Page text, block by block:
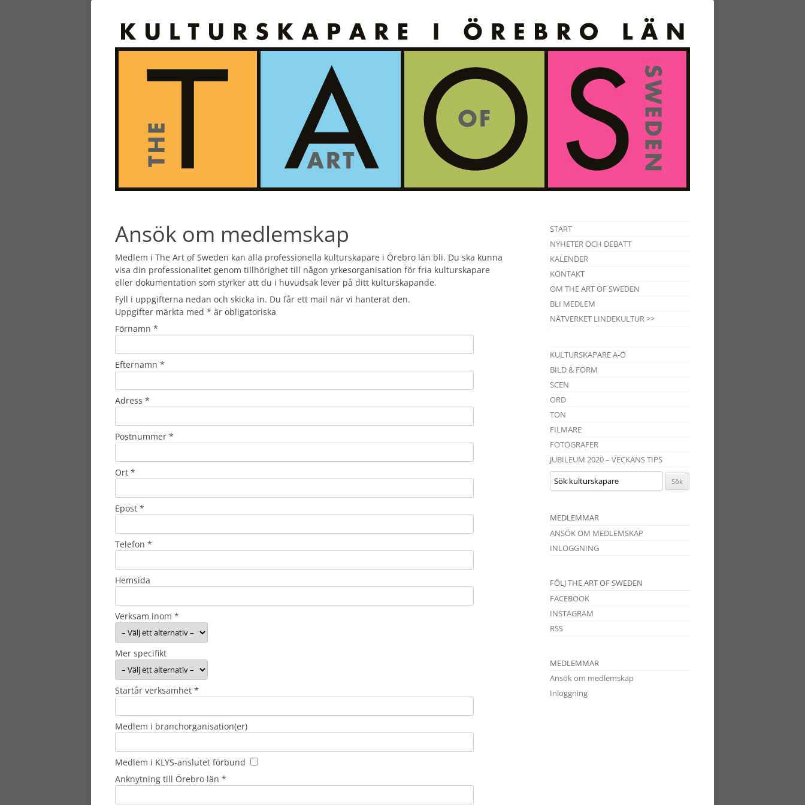
Ansök om medlemskap
Medlem i The Art of Sweden kan alla professionella kulturskapare i Örebro län bli. Du ska kunna
visa din professionalitet genom tillhörighet till någon yrkesorganisation för fria kulturskapare
eller dokumentation som styrker att du i huvudsak lever på ditt kulturskapande.
Fyll i uppgifterna nedan och skicka in. Du får ett mail när vi hanterat den.
Uppgifter märkta med * är obligatoriska
Förnamn *
Efternamn *
Adress *
Postnummer *
Ort *
Epost *
Telefon *
Hemsida
Verksam inom *
Mer specifikt
Startår verksamhet *
Medlem i branchorganisation(er)
Medlem i KLYS-anslutet förbund
Anknytning till Örebro län *
START
NYHETER OCH DEBATT
KALENDER
KONTAKT
OM THE ART OF SWEDEN
BLI MEDLEM
NÄTVERKET LINDEKULTUR >>
KULTURSKAPARE A-Ö
BILD & FORM
SCEN
ORD
TON
FILMARE
FOTOGRAFER
JUBILEUM 2020 – VECKANS TIPS
MEDLEMMAR
ANSÖK OM MEDLEMSKAP
INLOGGNING
FÖLJ THE ART OF SWEDEN
FACEBOOK
INSTAGRAM
RSS
MEDLEMMAR
Ansök om medlemskap
Inloggning